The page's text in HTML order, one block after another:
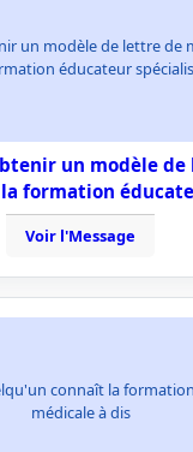
un modèle de lettre de
éducateur spécialis
un modèle
formation
Voir l'Message
connaît la
médicale à dis